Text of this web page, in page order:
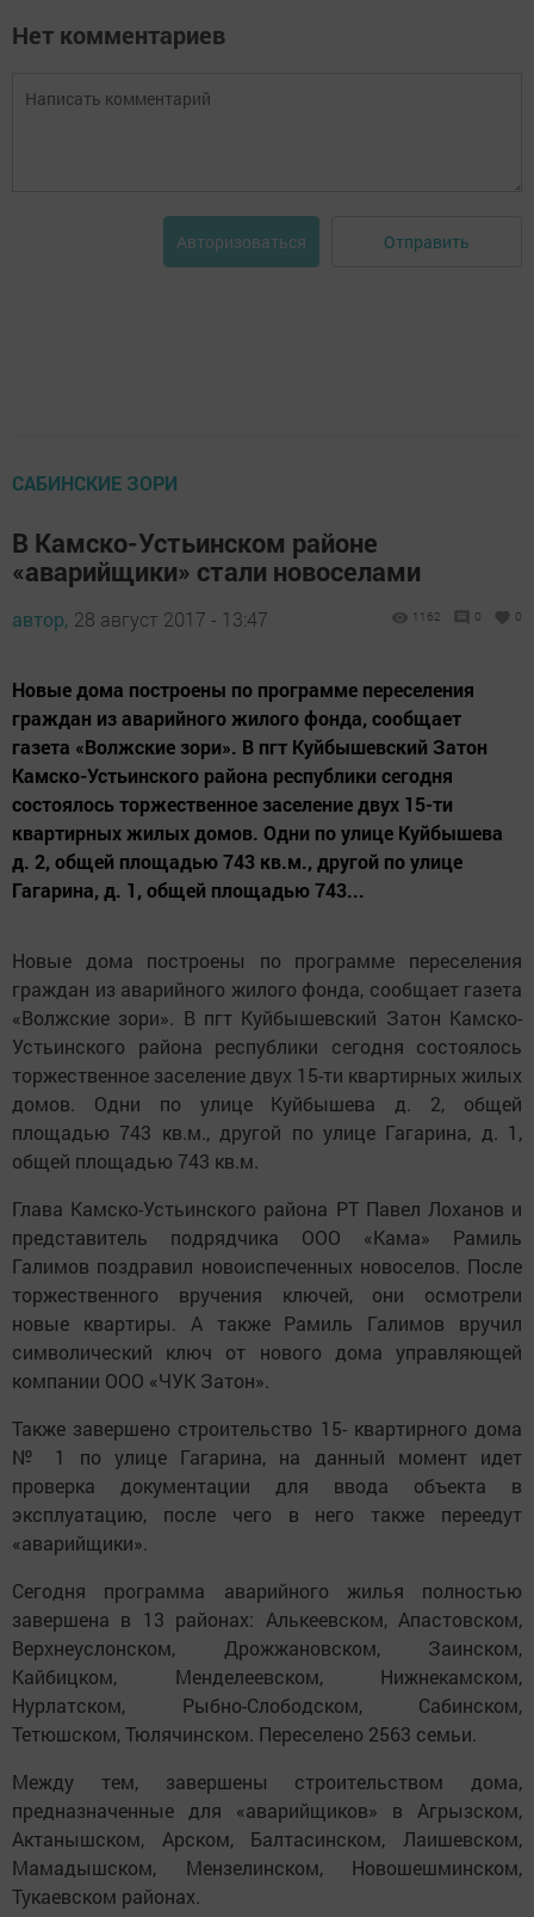
Нет комментариев
Авторизоваться Отправить
САБИНСКИЕ ЗОРИ
В Камско-Устьинском районе
«аварийщики» стали новоселами
автор, 28 август 2017 - 13:47 1162 0 0
Новые дома построены по программе переселения
граждан из аварийного жилого фонда, сообщает
газета «Волжские зори». В пгт Куйбышевский Затон
Камско-Устьинского района республики сегодня
состоялось торжественное заселение двух 15-ти
квартирных жилых домов. Одни по улице Куйбышева
д. 2, общей площадью 743 кв.м., другой по улице
Гагарина, д. 1, общей площадью 743...
Новые дома построены по программе переселения
граждан из аварийного жилого фонда, сообщает газета
«Волжские зори». В пгт Куйбышевский Затон Камско-
Устьинского района республики сегодня состоялось
торжественное заселение двух 15-ти квартирных жилых
домов. Одни по улице Куйбышева д. 2, общей
площадью 743 кв.м., другой по улице Гагарина, д. 1,
общей площадью 743 кв.м.
Глава Камско-Устьинского района РТ Павел Лоханов и
представитель подрядчика ООО «Кама» Рамиль
Галимов поздравил новоиспеченных новоселов. После
торжественного вручения ключей, они осмотрели
новые квартиры. А также Рамиль Галимов вручил
символический ключ от нового дома управляющей
компании ООО «ЧУК Затон».
Также завершено строительство 15- квартирного дома
№ 1 по улице Гагарина, на данный момент идет
проверка документации для ввода объекта в
эксплуатацию, после чего в него также переедут
«аварийщики».
Сегодня программа аварийного жилья полностью
завершена в 13 районах: Алькеевском, Апастовском,
Верхнеуслонском, Дрожжановском, Заинском,
Кайбицком, Менделеевском, Нижнекамском,
Нурлатском, Рыбно-Слободском, Сабинском,
Тетюшском, Тюлячинском. Переселено 2563 семьи.
Между тем, завершены строительством дома,
предназначенные для «аварийщиков» в Агрызском,
Актанышском, Арском, Балтасинском, Лаишевском,
Мамадышском, Мензелинском, Новошешминском,
Тукаевском районах.